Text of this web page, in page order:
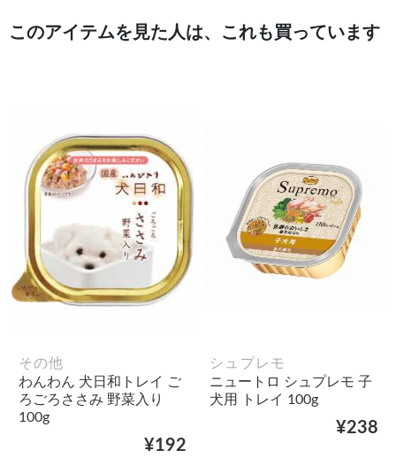
このアイテムを見た人は、これも買っています
その他
わんわん 犬日和トレイ ご
ろごろささみ 野菜入り
100g
¥192
シュプレモ
ニュートロ シュプレモ 子
犬用 トレイ 100g
¥238